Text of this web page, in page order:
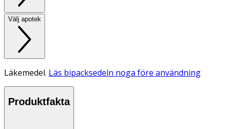
Välj apotek
Läkemedel. Läs bipacksedeln noga före användning
Produktfakta